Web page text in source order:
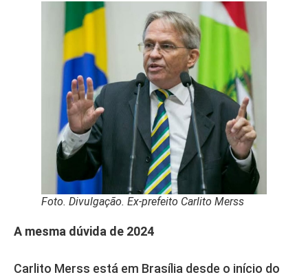
Foto. Divulgação. Ex-prefeito Carlito Merss
A mesma dúvida de 2024
Carlito Merss está em Brasília desde o início do